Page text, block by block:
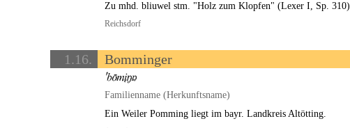
Zu mhd. bliuwel stm. "Holz zum Klopfen" (Lexer I, Sp. 310)
Reichsdorf
1.16. Bomminger
Familienname (Herkunftsname)
Ein Weiler Pomming liegt im bayr. Landkreis Altötting.